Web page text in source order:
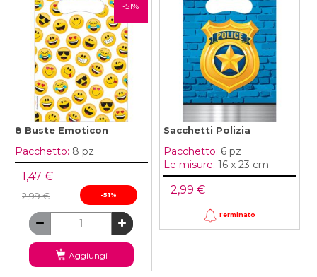
-51%
8 Buste Emoticon
Pacchetto: 8 pz
1,47 €
2,99 € -51%
Aggiungi
Sacchetti Polizia
Pacchetto: 6 pz
Le misure: 16 x 23 cm
2,99 €
Terminato